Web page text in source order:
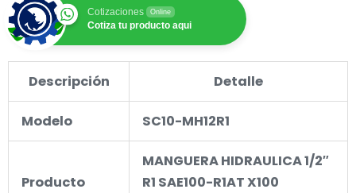
Cotizaciones Online
Cotiza tu producto aqui
Descripción Detalle
Modelo SC10-MH12R1
Producto
MANGUERA HIDRAULICA 1/2″
R1 SAE100-R1AT X100